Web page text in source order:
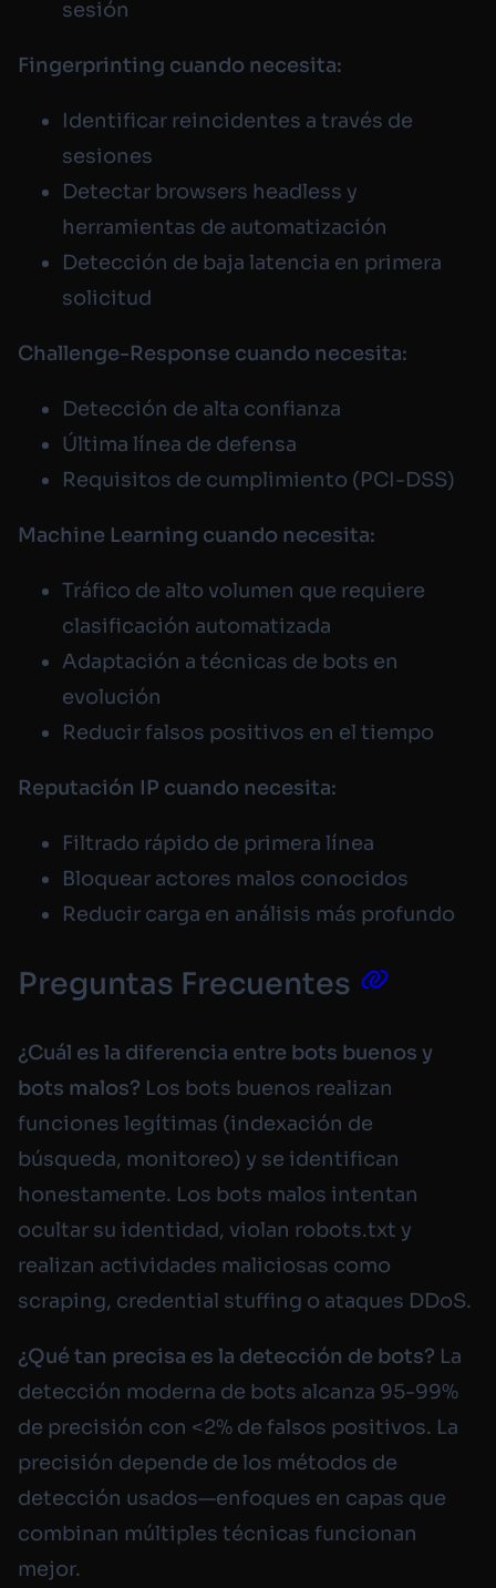
sesión
Fingerprinting cuando necesita:
Identificar reincidentes a través de
sesiones
Detectar browsers headless y
herramientas de automatización
Detección de baja latencia en primera
solicitud
Challenge-Response cuando necesita:
Detección de alta confianza
Última línea de defensa
Requisitos de cumplimiento (PCI-DSS)
Machine Learning cuando necesita:
Tráfico de alto volumen que requiere
clasificación automatizada
Adaptación a técnicas de bots en
evolución
Reducir falsos positivos en el tiempo
Reputación IP cuando necesita:
Filtrado rápido de primera línea
Bloquear actores malos conocidos
Reducir carga en análisis más profundo
Preguntas Frecuentes
¿Cuál es la diferencia entre bots buenos y
bots malos? Los bots buenos realizan
funciones legítimas (indexación de
búsqueda, monitoreo) y se identifican
honestamente. Los bots malos intentan
ocultar su identidad, violan robots.txt y
realizan actividades maliciosas como
scraping, credential stuffing o ataques DDoS.
¿Qué tan precisa es la detección de bots? La
detección moderna de bots alcanza 95-99%
de precisión con <2% de falsos positivos. La
precisión depende de los métodos de
detección usados—enfoques en capas que
combinan múltiples técnicas funcionan
mejor.